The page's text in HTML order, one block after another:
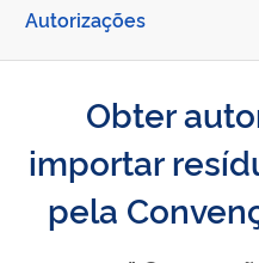
Autorizações
Obter
importar
pela